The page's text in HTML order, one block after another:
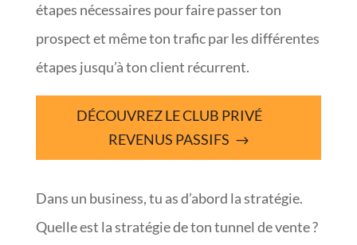
étapes nécessaires pour faire passer ton
prospect et même ton trafic par les différentes
étapes jusqu’à ton client récurrent.
DÉCOUVREZ LE CLUB PRIVÉ
REVENUS PASSIFS
Dans un business, tu as d’abord la stratégie.
Quelle est la stratégie de ton tunnel de vente ?